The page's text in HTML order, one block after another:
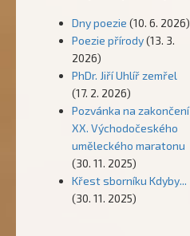
Dny poezie (10. 6. 2026)
Poezie přírody(13. 3.
2026)
PhDr. Jiří Uhlíř zemřel
(17. 2. 2026)
Pozvánka na zakončení
XX. Východočeského
uměleckého maratonu
(30. 11. 2025)
Křest sborníku Kdyby...
(30. 11. 2025)